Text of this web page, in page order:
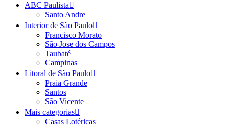
ABC Paulista
Santo Andre
Interior de São Paulo
Francisco Morato
São Jose dos Campos
Taubaté
Campinas
Litoral de São Paulo
Praia Grande
Santos
São Vicente
Mais categorias
Casas Lotéricas